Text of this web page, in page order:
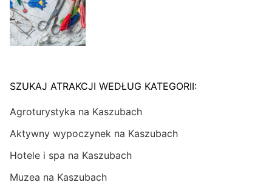
SZUKAJ ATRAKCJI WEDŁUG KATEGORII:
Agroturystyka na Kaszubach
Aktywny wypoczynek na Kaszubach
Hotele i spa na Kaszubach
Muzea na Kaszubach